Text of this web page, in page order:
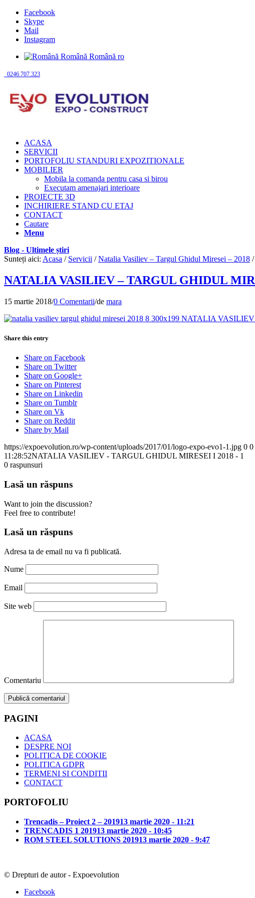
Facebook
Skype
Mail
Instagram
Română Română ro
0246.707.323
ACASA
SERVICII
PORTOFOLIU STANDURI EXPOZITIONALE
MOBILIER
Mobila la comanda pentru casa si birou
Executam amenajari interioare
PROIECTE 3D
INCHIRIERE STAND CU ETAJ
CONTACT
Cautare
Menu
Blog - Ultimele știri
Sunteți aici: Acasa / Servicii / Natalia Vasiliev – Targul Ghidul Miresei – 2018 /
NATALIA VASILIEV – TARGUL GHIDUL
15 martie 2018/0 Comentarii/de mara
Share this entry
Share on Facebook
Share on Twitter
Share on Google+
Share on Pinterest
Share on Linkedin
Share on Tumblr
Share on Vk
Share on Reddit
Share by Mail
https://expoevolution.ro/wp-content/uploads/2017/01/logo-expo-evo1-1.jpg 0 0
11:28:52NATALIA VASILIEV - TARGUL GHIDUL MIRESEI I 2018 - 1
0 raspunsuri
Lasă un răspuns
Want to join the discussion?
Feel free to contribute!
Lasă un răspuns
Adresa ta de email nu va fi publicată.
Nume
Email
Site web
Comentariu
PAGINI
ACASA
DESPRE NOI
POLITICA DE COOKIE
POLITICA GDPR
TERMENI SI CONDITII
CONTACT
PORTOFOLIU
Trencadis – Proiect 2 – 201913 martie 2020 - 11:21
TRENCADIS 1 201913 martie 2020 - 10:45
ROM STEEL SOLUTIONS 201913 martie 2020 - 9:47
© Drepturi de autor - Expoevolution
Facebook